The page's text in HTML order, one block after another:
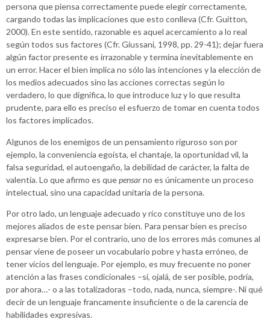
persona que piensa correctamente puede elegir correctamente,
cargando todas las implicaciones que esto conlleva (Cfr. Guitton,
2000). En este sentido, razonable es aquel acercamiento a lo real
según todos sus factores (Cfr. Giussani, 1998, pp. 29-41); dejar fuera
algún factor presente es irrazonable y termina inevitablemente en
un error. Hacer el bien implica no sólo las intenciones y la elección de
los medios adecuados sino las acciones correctas según lo
verdadero, lo que dignifica, lo que introduce luz y lo que resulta
prudente, para ello es preciso el esfuerzo de tomar en cuenta todos
los factores implicados.
Algunos de los enemigos de un pensamiento riguroso son por
ejemplo, la conveniencia egoísta, el chantaje, la oportunidad vil, la
falsa seguridad, el autoengaño, la debilidad de carácter, la falta de
valentía. Lo que afirmo es quepensarno es únicamente un proceso
intelectual, sino una capacidad unitaria de la persona.
Por otro lado, un lenguaje adecuado y rico constituye uno de los
mejores aliados de este pensar bien. Para pensar bien es preciso
expresarse bien. Por el contrario, uno de los errores más comunes al
pensar viene de poseer un vocabulario pobre y hasta erróneo, de
tener vicios del lenguaje. Por ejemplo, es muy frecuente no poner
atención a las frases condicionales –sí, ojalá, de ser posible, podría,
por ahora…- o a las totalizadoras –todo, nada, nunca, siempre-. Ni qué
decir de un lenguaje francamente insuficiente o de la carencia de
habilidades expresivas.